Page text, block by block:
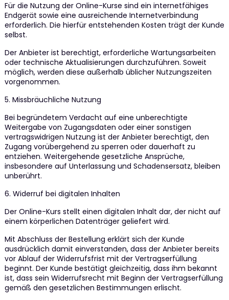
Für die Nutzung der Online-Kurse sind ein internetfähiges
Endgerät sowie eine ausreichende Internetverbindung
erforderlich. Die hierfür entstehenden Kosten trägt der Kunde
selbst.
Der Anbieter ist berechtigt, erforderliche Wartungsarbeiten
oder technische Aktualisierungen durchzuführen. Soweit
möglich, werden diese außerhalb üblicher Nutzungszeiten
vorgenommen.
5. Missbräuchliche Nutzung
Bei begründetem Verdacht auf eine unberechtigte
Weitergabe von Zugangsdaten oder einer sonstigen
vertragswidrigen Nutzung ist der Anbieter berechtigt, den
Zugang vorübergehend zu sperren oder dauerhaft zu
entziehen. Weitergehende gesetzliche Ansprüche,
insbesondere auf Unterlassung und Schadensersatz, bleiben
unberührt.
6. Widerruf bei digitalen Inhalten
Der Online-Kurs stellt einen digitalen Inhalt dar, der nicht auf
einem körperlichen Datenträger geliefert wird.
Mit Abschluss der Bestellung erklärt sich der Kunde
ausdrücklich damit einverstanden, dass der Anbieter bereits
vor Ablauf der Widerrufsfrist mit der Vertragserfüllung
beginnt. Der Kunde bestätigt gleichzeitig, dass ihm bekannt
ist, dass sein Widerrufsrecht mit Beginn der Vertragserfüllung
gemäß den gesetzlichen Bestimmungen erlischt.